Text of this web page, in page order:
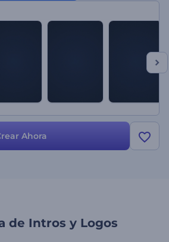
Ahora
de Intros y Logos